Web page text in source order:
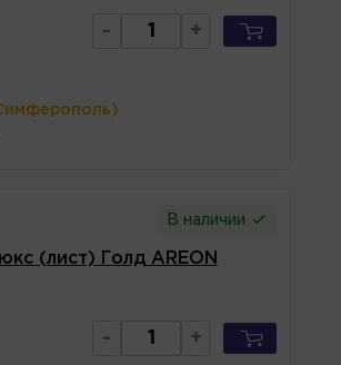
- +
В наличии
(лист) Голд AREON
- +